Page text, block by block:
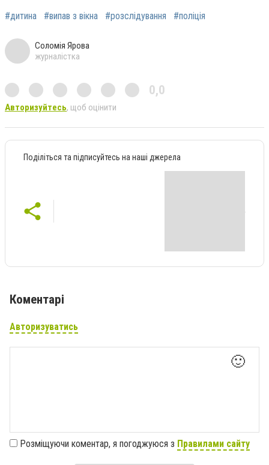
#дитина #випав з вікна #розслідування #поліція
Соломія Ярова
журналістка
0,0
Авторизуйтесь, щоб оцінити
Поділіться та підписуйтесь на наші джерела
Коментарі
Авторизуватись
🙂
Розміщуючи коментар, я погоджуюся з Правилами сайту